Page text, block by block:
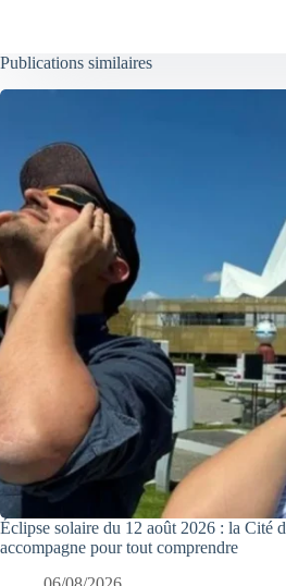
Publications similaires
Éclipse solaire du 12 août 2026 : la Cité
accompagne pour tout comprendre